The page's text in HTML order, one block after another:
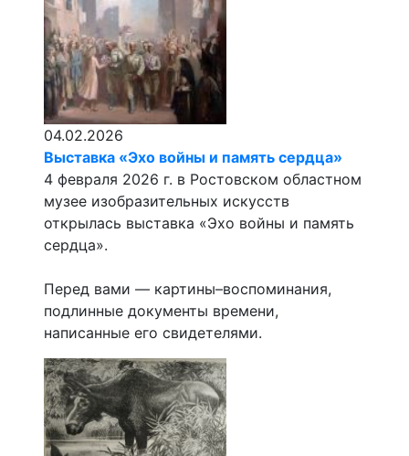
04.02.2026
Выставка «Эхо войны и память сердца»
4 февраля 2026 г. в Ростовском областном
музее изобразительных искусств
открылась выставка «Эхо войны и память
сердца».
Перед вами — картины–воспоминания,
подлинные документы времени,
написанные его свидетелями.